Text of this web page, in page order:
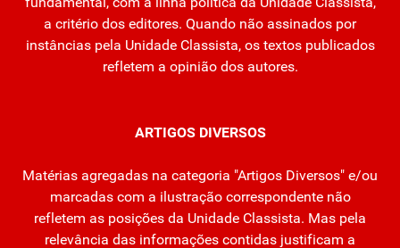
a critério dos editores. Quando não assinados por
instâncias pela Unidade Classista, os textos publicados
refletem a opinião dos autores.
ARTIGOS DIVERSOS
Matérias agregadas na categoria "Artigos Diversos" e/ou
marcadas com a ilustração correspondente não
refletem as posições da Unidade Classista. Mas pela
relevância das informações contidas justificam a